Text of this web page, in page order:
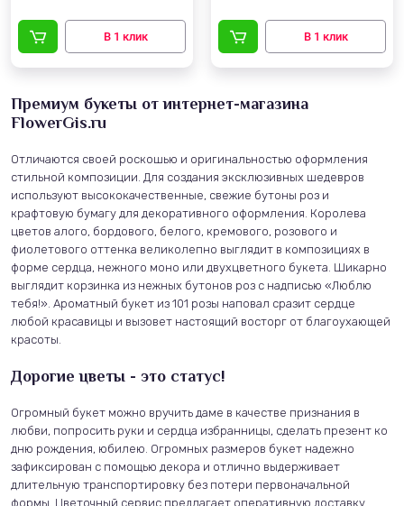
Премиум букеты от интернет-магазина
FlowerGis.ru
Отличаются своей роскошью и оригинальностью оформления
стильной композиции. Для создания эксклюзивных шедевров
используют высококачественные, свежие бутоны роз и
крафтовую бумагу для декоративного оформления. Королева
цветов алого, бордового, белого, кремового, розового и
фиолетового оттенка великолепно выглядит в композициях в
форме сердца, нежного моно или двухцветного букета. Шикарно
выглядит корзинка из нежных бутонов роз с надписью «Люблю
тебя!». Ароматный букет из 101 розы наповал сразит сердце
любой красавицы и вызовет настоящий восторг от благоухающей
красоты.
Дорогие цветы - это статус!
Огромный букет можно вручить даме в качестве признания в
любви, попросить руки и сердца избранницы, сделать презент ко
дню рождения, юбилею. Огромных размеров букет надежно
зафиксирован с помощью декора и отлично выдерживает
длительную транспортировку без потери первоначальной
формы. Цветочный сервис предлагает оперативную доставку